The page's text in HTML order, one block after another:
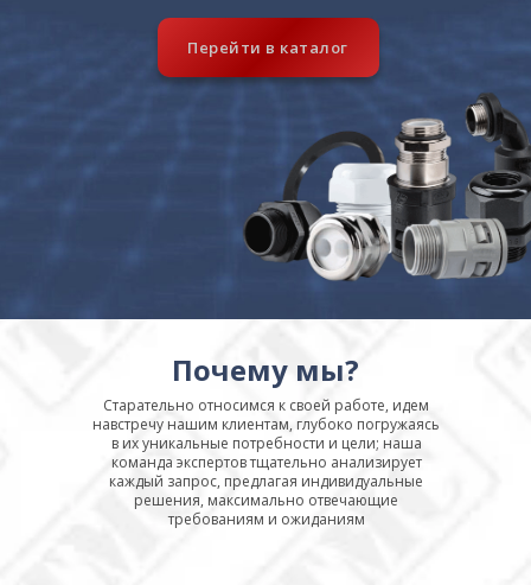
Перейти в каталог
Почему мы?
Старательно относимся к своей работе, идем
навстречу нашим клиентам, глубоко погружаясь
в их уникальные потребности и цели; наша
команда экспертов тщательно анализирует
каждый запрос, предлагая индивидуальные
решения, максимально отвечающие
требованиям и ожиданиям